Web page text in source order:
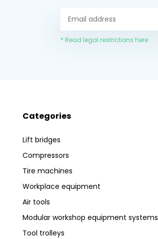
* Read legal restrictions here
Categories
Lift bridges
Compressors
Tire machines
Workplace equipment
Air tools
Modular workshop equipment systems
Tool trolleys